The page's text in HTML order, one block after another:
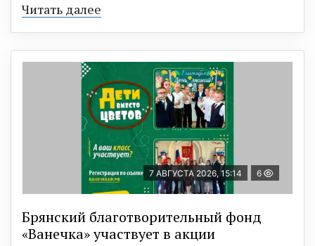
Читать далее
7 АВГУСТА 2026, 15:14 6
Брянский благотворительный фонд
«Ванечка» участвует в акции